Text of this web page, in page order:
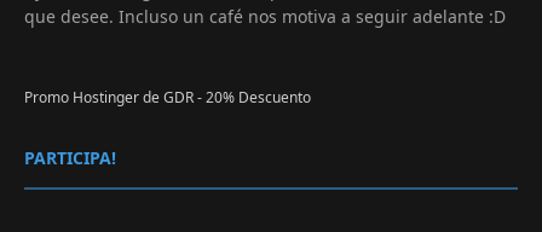
que desee. Incluso un café nos motiva a seguir adelante :D
Promo Hostinger de GDR - 20% Descuento
PARTICIPA!